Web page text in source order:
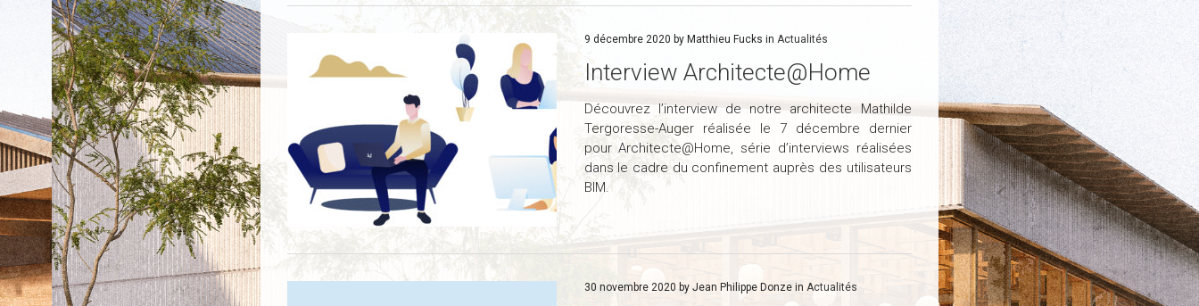
9 décembre 2020 by Matthieu Fucks in Actualités
Interview Architecte@Home
Découvrez l’interview de notre architecte Mathilde
Tergoresse-Auger réalisée le 7 décembre dernier
pour Architecte@Home, série d’interviews réalisées
dans le cadre du confinement auprès des utilisateurs
BIM.
30 novembre 2020 by Jean Philippe Donze in Actualités